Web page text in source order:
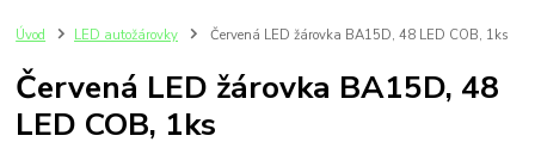
Úvod LED autožárovky Červená LED žárovka BA15D, 48 LED COB, 1ks
Červená LED žárovka BA15D, 48
LED COB, 1ks